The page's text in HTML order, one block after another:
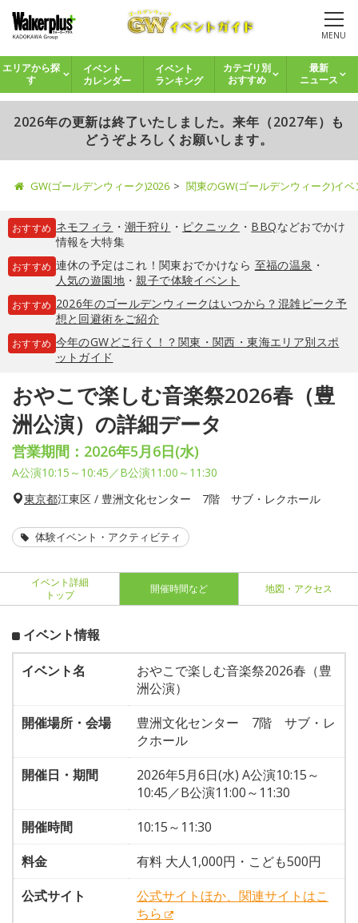
MENU
エリアから探
す
イベント
カレンダー
イベント
ランキング
カテゴリ別
おすすめ
最新
ニュース
2026年の更新は終了いたしました。来年（2027年）も
どうぞよろしくお願いします。
GW(ゴールデンウィーク)2026 関東のGW(ゴールデンウィーク)イ
おすすめ ネモフィラ ・ 潮干狩り ・ ピクニック ・ BBQなどおでかけ
情報を大特集
おすすめ 連休の予定はこれ！関東おでかけなら 至福の温泉 ・
人気の遊園地・親子で体験イベント
おすすめ 2026年のゴールデンウィークはいつから？混雑ピーク予
想と回避術をご紹介
おすすめ 今年のGWどこ行く！？関東・関西・東海エリア別スポ
ットガイド
おやこで楽しむ音楽祭2026春（豊
洲公演）の詳細データ
営業期間：2026年5月6日(水)
A公演10:15～10:45／B公演11:00～11:30
東京都江東区 / 豊洲文化センター 7階 サブ・レクホール
体験イベント・アクティビティ
イベント詳細
トップ
開催時間など 地図・アクセス
イベント情報
イベント名
おやこで楽しむ音楽祭2026春（豊
洲公演）
開催場所・会場
豊洲文化センター 7階 サブ・レ
クホール
開催日・期間
2026年5月6日(水) A公演10:15～
10:45／B公演11:00～11:30
開催時間
10:15～11:30
料金
有料 大人1,000円・こども500円
公式サイト
公式サイトほか、関連サイトはこ
ちら